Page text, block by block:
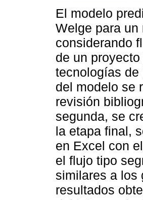
El modelo
Welge para un
considerando
de un
tecnologías de
del modelo se
revisión
segunda, se
la etapa final,
en Excel con
el flujo tipo
similares a los
resultados